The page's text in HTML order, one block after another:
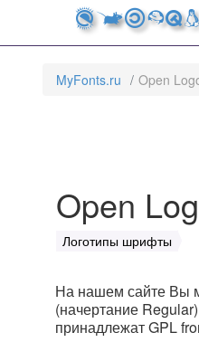
MyFonts.ru Open
Open
Логотипы шрифты
На нашем сайте Вы
(начертание
принадлежат GPL